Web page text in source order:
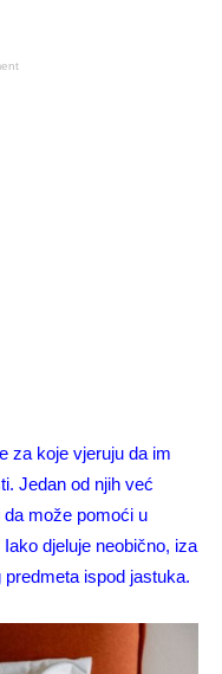
za koje vjeruju da im
Jedan od njih već
može pomoći u
djeluje neobično, iza
ispod jastuka.